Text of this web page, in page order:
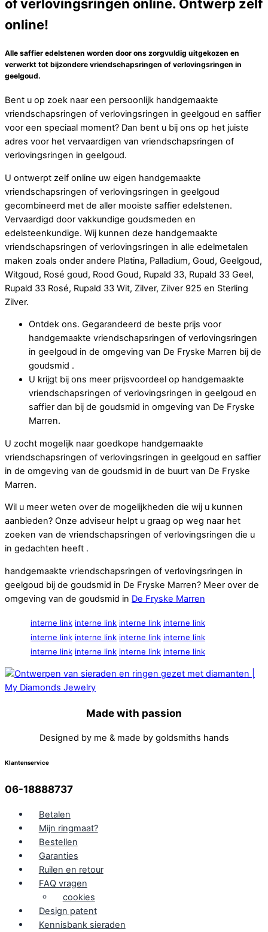
of verlovingsringen online. Ontwerp zelf
online!
Alle saffier edelstenen worden door ons zorgvuldig uitgekozen en
verwerkt tot bijzondere vriendschapsringen of verlovingsringen in
geelgoud.
Bent u op zoek naar een persoonlijk handgemaakte
vriendschapsringen of verlovingsringen in geelgoud en saffier
voor een speciaal moment? Dan bent u bij ons op het juiste
adres voor het vervaardigen van vriendschapsringen of
verlovingsringen in geelgoud.
U ontwerpt zelf online uw eigen handgemaakte
vriendschapsringen of verlovingsringen in geelgoud
gecombineerd met de aller mooiste saffier edelstenen.
Vervaardigd door vakkundige goudsmeden en
edelsteenkundige. Wij kunnen deze handgemaakte
vriendschapsringen of verlovingsringen in alle edelmetalen
maken zoals onder andere Platina, Palladium, Goud, Geelgoud,
Witgoud, Rosé goud, Rood Goud, Rupald 33, Rupald 33 Geel,
Rupald 33 Rosé, Rupald 33 Wit, Zilver, Zilver 925 en Sterling
Zilver.
Ontdek ons. Gegarandeerd de beste prijs voor
handgemaakte vriendschapsringen of verlovingsringen
in geelgoud in de omgeving van De Fryske Marren bij de
goudsmid .
U krijgt bij ons meer prijsvoordeel op handgemaakte
vriendschapsringen of verlovingsringen in geelgoud en
saffier dan bij de goudsmid in omgeving van De Fryske
Marren.
U zocht mogelijk naar goedkope handgemaakte
vriendschapsringen of verlovingsringen in geelgoud en saffier
in de omgeving van de goudsmid in de buurt van De Fryske
Marren.
Wil u meer weten over de mogelijkheden die wij u kunnen
aanbieden? Onze adviseur helpt u graag op weg naar het
zoeken van de vriendschapsringen of verlovingsringen die u
in gedachten heeft .
handgemaakte vriendschapsringen of verlovingsringen in
geelgoud bij de goudsmid in De Fryske Marren? Meer over de
omgeving van de goudsmid in De Fryske Marren
interne link interne link interne link interne link
interne link interne link interne link interne link
interne link interne link interne link interne link
Made with passion
Designed by me & made by goldsmiths hands
Klantenservice
06-18888737
Betalen
Mijn ringmaat?
Bestellen
Garanties
Ruilen en retour
FAQ vragen
cookies
Design patent
Kennisbank sieraden